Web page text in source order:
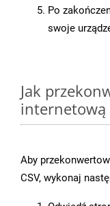
Po
swoje
Jak
internetową
Aby
CSV, wykonaj